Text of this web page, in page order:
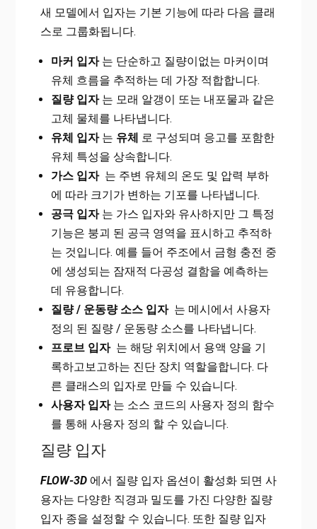
새 모델에서 입자는 기본 기능에 따라 다음 클래
스로 그룹화됩니다.
마커 입자는 단순하고 질량이없는 마커이며
유체 흐름을 추적하는 데 가장 적합합니다.
질량 입자는 모래 알갱이 또는 내포물과 같은
고체 물체를 나타냅니다.
유체 입자는 유체 로 구성되며 응고를 포함한
유체 특성을 상속합니다.
가스 입자 는 주변 유체의 온도 및 압력 부하
에 따라 크기가 변하는 기포를 나타냅니다.
공극 입자는 가스 입자와 유사하지만 그 특정
기능은 붕괴 된 공극 영역을 표시하고 추적하
는 것입니다. 예를 들어 주조에서 금형 충전 중
에 생성되는 잠재적 다공성 결함을 예측하는
데 유용합니다.
질량 / 운동량 소스 입자 는 메시에서 사용자
정의 된 질량 / 운동량 소스를 나타냅니다.
프로브 입자 는 해당 위치에서 용액 양을 기
록하고보고하는 진단 장치 역할을합니다. 다
른 클래스의 입자로 만들 수 있습니다.
사용자 입자는 소스 코드의 사용자 정의 함수
를 통해 사용자 정의 할 수 있습니다.
질량 입자
FLOW-3D에서 질량 입자 옵션이 활성화 되면 사
용자는 다양한 직경과 밀도를 가진 다양한 질량
입자 종을 설정할 수 있습니다. 또한 질량 입자